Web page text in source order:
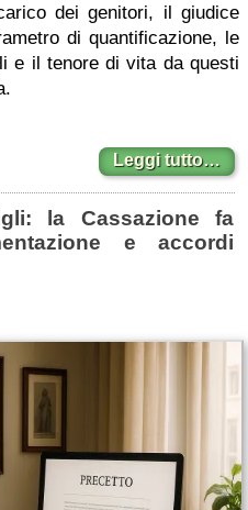
dei genitori, il giudice
di quantificazione, le
e il tenore di vita da questi
Leggi tutto…
la Cassazione fa
e accordi